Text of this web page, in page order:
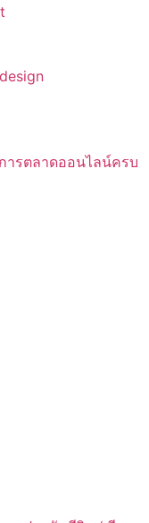
ารตลาดออนไลน์ครบ